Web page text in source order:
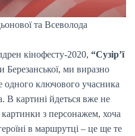
та Всеволода
кінофесту-2020, “Сузір’ї
Березанської, ми виразно
ключового учасника
В картині йдеться вже не
з персонажем, хоча
в маршрутці – це ще те